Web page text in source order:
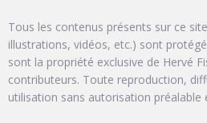
Tous les contenus présents sur ce
illustrations, vidéos, etc.) sont
sont la propriété exclusive de Hervé
contributeurs. Toute reproduction,
utilisation sans autorisation